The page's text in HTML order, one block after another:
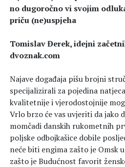
no dugoročno vi svojim
priču (ne)uspjeha
Tomislav Đerek, idejni
dvoznak.com
Najave događaja pišu brojni
specijalizirali za pojedina
kvalitetnije i vjerodostojnije
Vrlo brzo će vas uvjeriti da jako
momčadi danskih rukometnih
poljske odbojkašice dobile
neće biti engima zašto je Omsk
zašto je Budućnost favorit